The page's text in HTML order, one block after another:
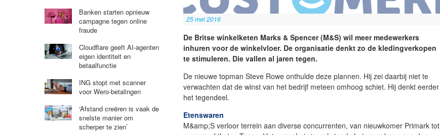
25 mei 2016
De Britse winkelketen Marks & Spencer (M&S) wil meer medewerkers
inhuren voor de winkelvloer. De organisatie denkt zo de kledingverkopen
te stimuleren. Die vallen al jaren tegen.
De nieuwe topman Steve Rowe onthulde deze plannen. Hij zei daarbij niet te
verwachten dat de winst van het bedrijf meteen omhoog schiet. Hij denkt eerder
het tegendeel.
Etenswaren
M&amp;S verloor terrein aan diverse concurrenten, van nieuwkomer Primark tot
Banken starten opnieuw
campagne tegen online
fraude
Cloudflare geeft AI-agenten
eigen identiteit en
betaalfunctie
ING stopt met scanner
voor Wero-betalingen
‘Afstand creëren is vaak de
snelste manier om
scherper te zien’